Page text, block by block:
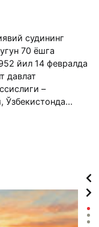
судининг
70 ёшга
йил 14 февралда
давлат
–